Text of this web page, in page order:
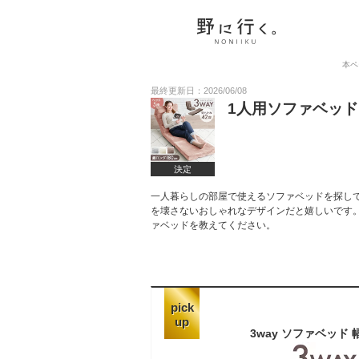
本
最終更新日：2026/06/08
決定
1人用ソファベッ
一人暮らしの部屋で使えるソファベッドを探
を壊さないおしゃれなデザインだと嬉しいで
ァベッドを教えてください。
pick
up